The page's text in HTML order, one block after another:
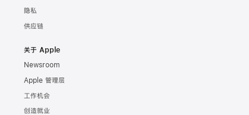
隐私
供应链
关于 Apple
Newsroom
Apple 管理层
工作机会
创造就业